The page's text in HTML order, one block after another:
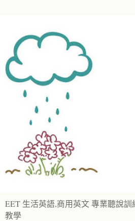
EET 生活英語,商用英文 專業聽說
教學